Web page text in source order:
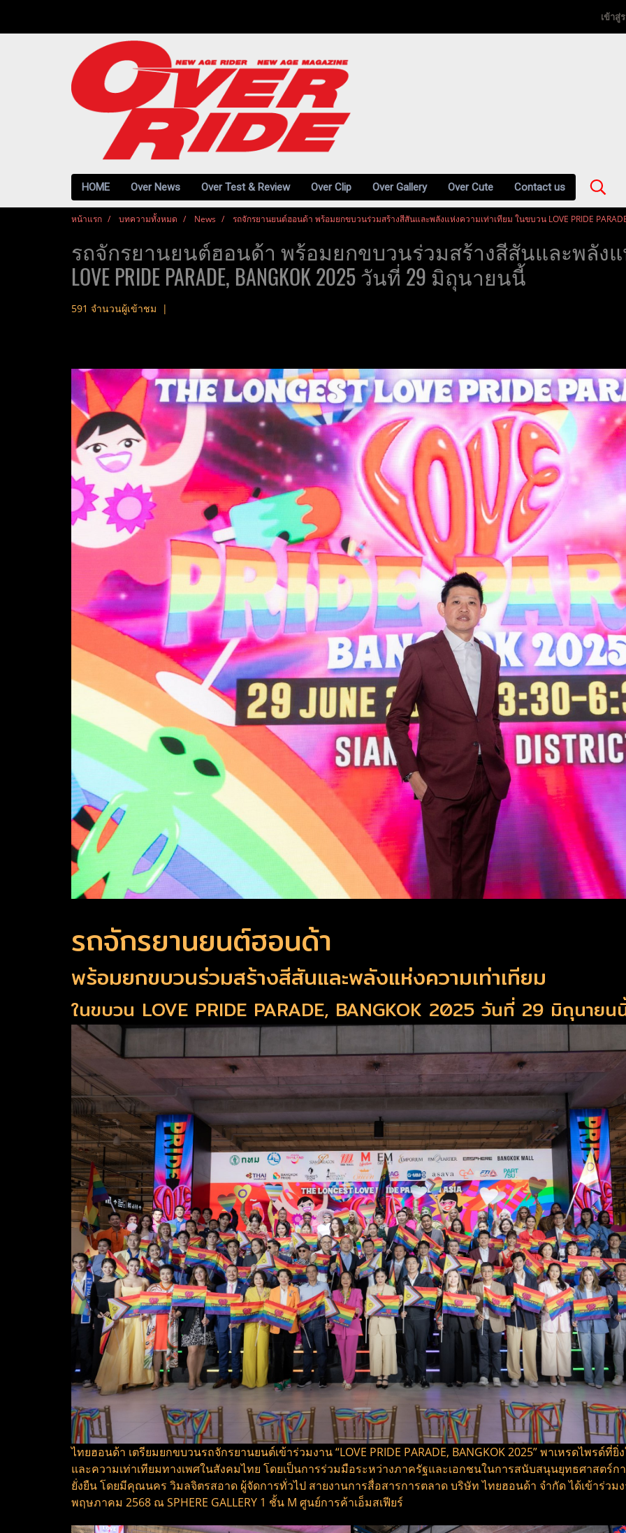
เข้าสู่
HOME Over News Over Test & Review Over Clip Over Gallery Over Cute Contact us
หน้าแรก บทความทั้งหมด News รถจักรยานยนต์ฮอนด้า พร้อมยกขบวนร่วมสร้างสีสันและพลังแห่งความเท่าเทียม ในขบวน LOVE PRIDE
รถจักรยานยนต์ฮอนด้า พร้อมยกขบวนร่วมสร้างสีสันและพลัง
LOVE PRIDE PARADE, BANGKOK 2025 วันที่ 29 มิถุนายนนี้
591 จำนวนผู้เข้าชม |
รถจักรยานยนต์ฮอนด้า
พร้อมยกขบวนร่วมสร้างสีสันและพลังแห่งความเท่าเทียม
ในขบวน LOVE PRIDE PARADE, BANGKOK 2025 วันที่ 29 มิถุนายน
ไทยฮอนด้า เตรียมยกขบวนรถจักรยานยนต์เข้าร่วมงาน “LOVE PRIDE PARADE, BANGKOK 2025” พาเหรดไพร
และความเท่าเทียมทางเพศในสังคมไทย โดยเป็นการร่วมมือระหว่างภาครัฐและเอกชนในการสนับสนุนยุทธศาสตร์ก
ยั่งยืน โดยมีคุณนคร วิมลจิตรสอาด ผู้จัดการทั่วไป สายงานการสื่อสารการตลาด บริษัท ไทยฮอนด้า จำกัด ได้เข้าร่วม
พฤษภาคม 2568 ณ SPHERE GALLERY 1 ชั้น M ศูนย์การค้าเอ็มสเฟียร์